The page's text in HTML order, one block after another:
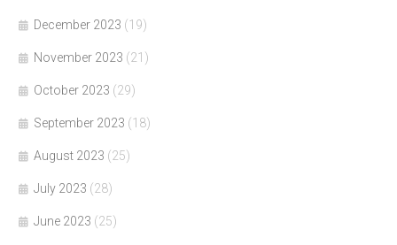
December 2023 (19)
November 2023 (21)
October 2023 (29)
September 2023 (18)
August 2023 (25)
July 2023 (28)
June 2023 (25)